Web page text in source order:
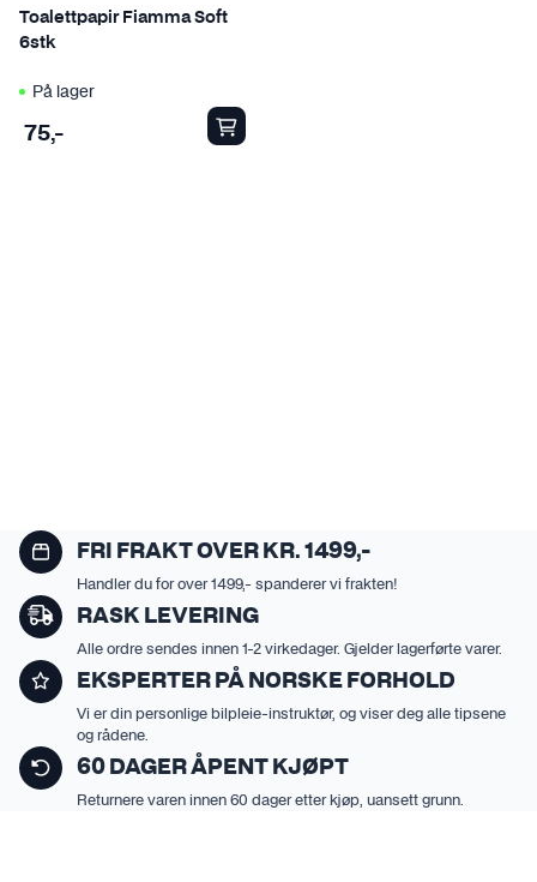
Toalettpapir Fiamma Soft
6stk
På lager
75,-
FRI FRAKT OVER KR. 1499,-
Handler du for over 1499,- spanderer vi frakten!
RASK LEVERING
Alle ordre sendes innen 1-2 virkedager. Gjelder lagerførte varer.
EKSPERTER PÅ NORSKE FORHOLD
Vi er din personlige bilpleie-instruktør, og viser deg alle tipsene
og rådene.
60 DAGER ÅPENT KJØPT
Returnere varen innen 60 dager etter kjøp, uansett grunn.